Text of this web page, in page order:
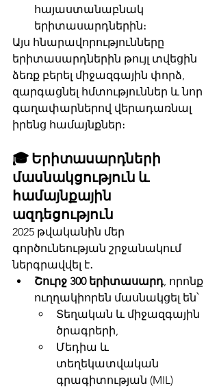
հայաստանաբնակ
երիտասարդներին։
Այս հնարավորությունները
երիտասարդներին թույլ տվեցին
ձեռք բերել միջազգային փորձ,
զարգացնել հմտություններ և նոր
գաղափարներով վերադառնալ
իրենց համայնքներ։
🎓 Երիտասարդների
մասնակցություն և
համայնքային
ազդեցություն
2025 թվականին մեր
գործունեության շրջանակում
ներգրավվել է․
Շուրջ 300 երիտասարդ, որոնք
ուղղակիորեն մասնակցել են՝
Տեղական և միջազգային
ծրագրերի,
Մեդիա և
տեղեկատվական
գրագիտության (MIL)